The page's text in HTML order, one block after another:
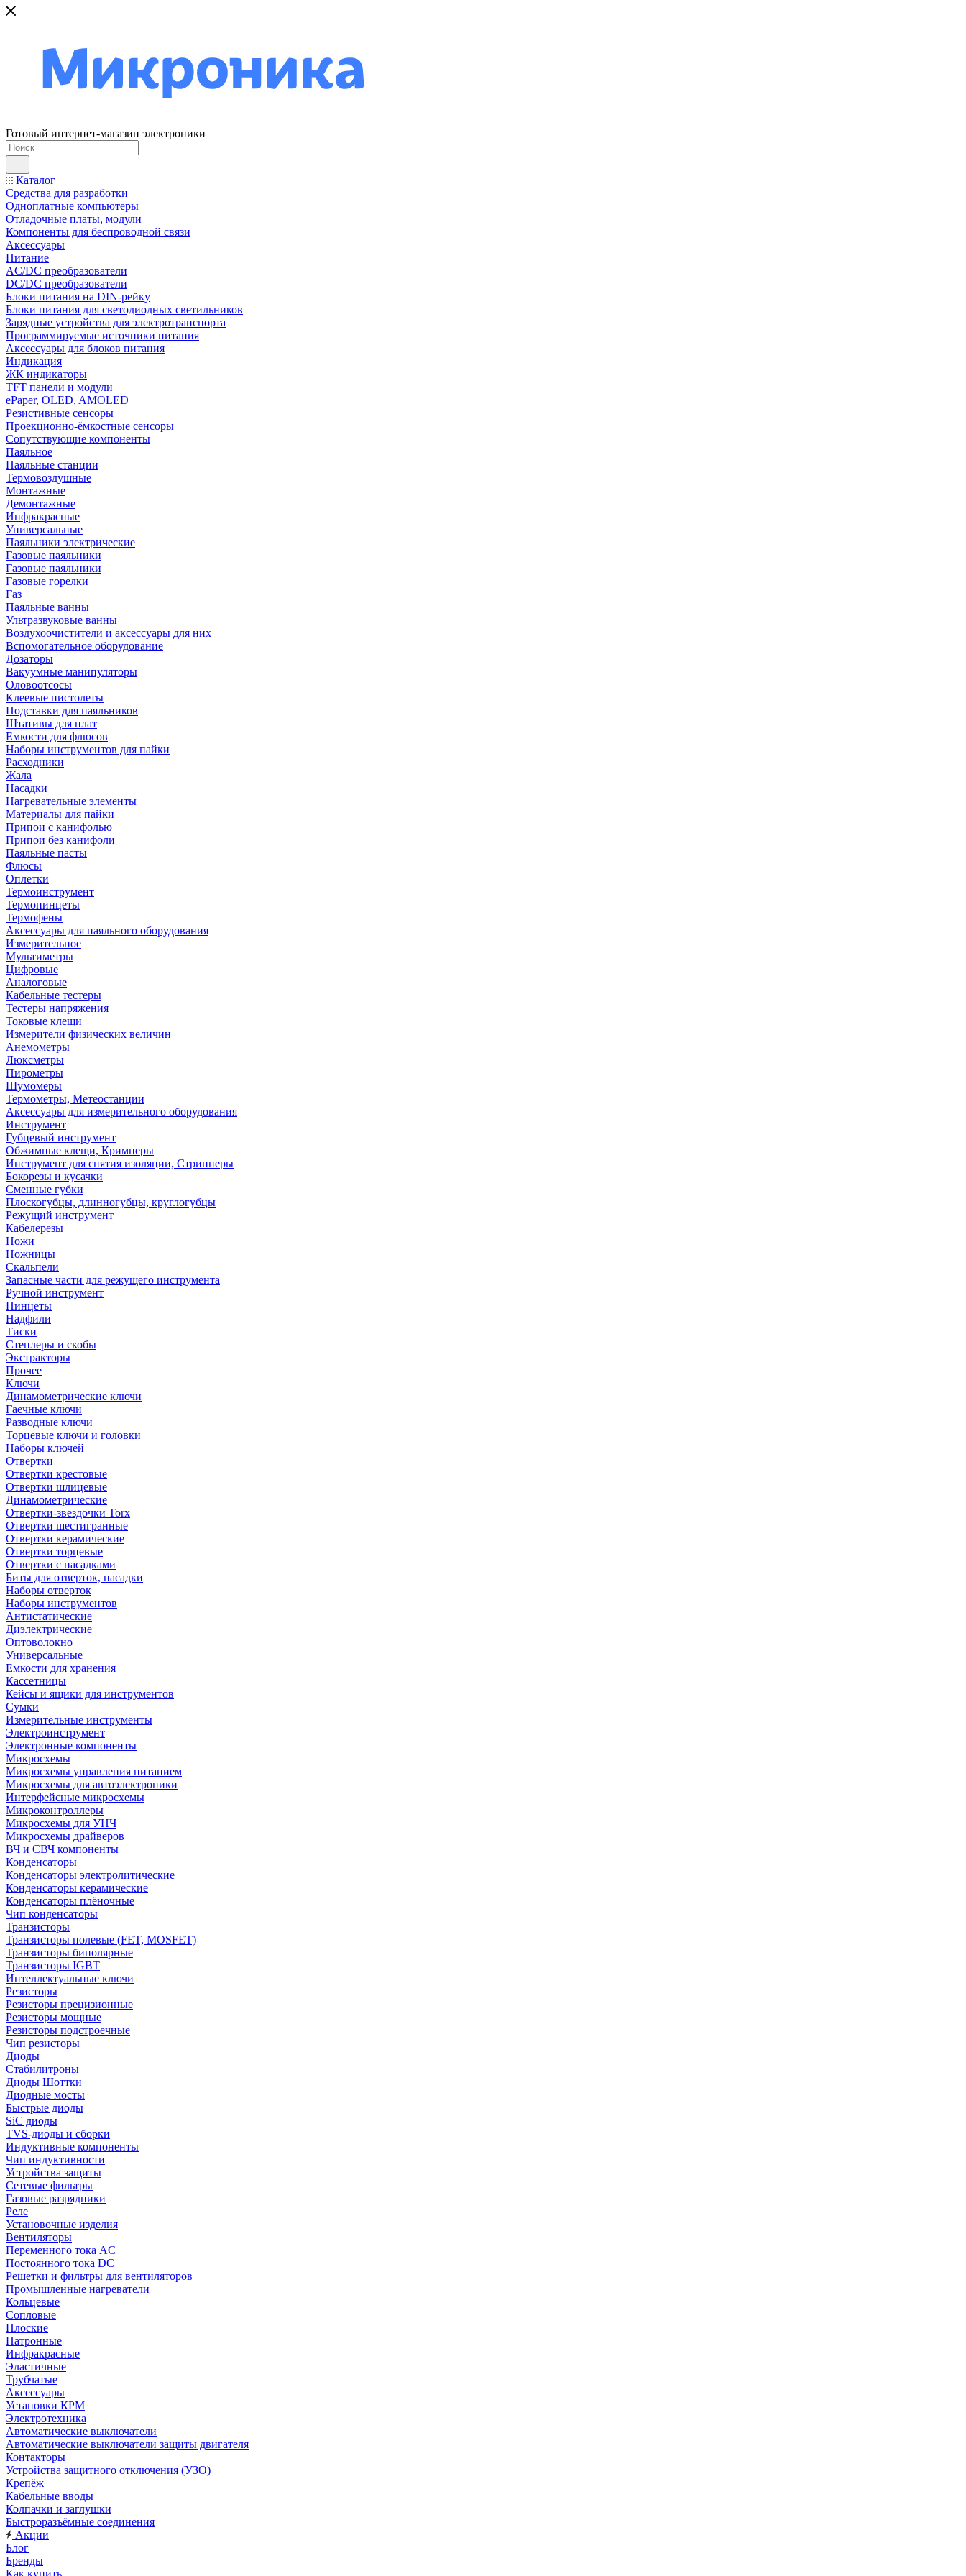
Готовый интернет-магазин электроники
Каталог
Средства для разработки
Одноплатные компьютеры
Отладочные платы, модули
Компоненты для беспроводной связи
Аксессуары
Питание
AC/DC преобразователи
DC/DC преобразователи
Блоки питания на DIN-рейку
Блоки питания для светодиодных светильников
Зарядные устройства для электротранспорта
Программируемые источники питания
Аксессуары для блоков питания
Индикация
ЖК индикаторы
TFT панели и модули
ePaper, OLED, AMOLED
Резистивные сенсоры
Проекционно-ёмкостные сенсоры
Сопутствующие компоненты
Паяльное
Паяльные станции
Термовоздушные
Монтажные
Демонтажные
Инфракрасные
Универсальные
Паяльники электрические
Газовые паяльники
Газовые паяльники
Газовые горелки
Газ
Паяльные ванны
Ультразвуковые ванны
Воздухоочистители и аксессуары для них
Вспомогательное оборудование
Дозаторы
Вакуумные манипуляторы
Оловоотсосы
Клеевые пистолеты
Подставки для паяльников
Штативы для плат
Емкости для флюсов
Наборы инструментов для пайки
Расходники
Жала
Насадки
Нагревательные элементы
Материалы для пайки
Припои с канифолью
Припои без канифоли
Паяльные пасты
Флюсы
Оплетки
Термоинструмент
Термопинцеты
Термофены
Аксессуары для паяльного оборудования
Измерительное
Мультиметры
Цифровые
Аналоговые
Кабельные тестеры
Тестеры напряжения
Токовые клещи
Измерители физических величин
Анемометры
Люксметры
Пирометры
Шумомеры
Термометры, Метеостанции
Аксессуары для измерительного оборудования
Инструмент
Губцевый инструмент
Обжимные клещи, Кримперы
Инструмент для снятия изоляции, Стрипперы
Бокорезы и кусачки
Сменные губки
Плоскогубцы, длинногубцы, круглогубцы
Режущий инструмент
Кабелерезы
Ножи
Ножницы
Скальпели
Запасные части для режущего инструмента
Ручной инструмент
Пинцеты
Надфили
Тиски
Степлеры и скобы
Экстракторы
Прочее
Ключи
Динамометрические ключи
Гаечные ключи
Разводные ключи
Торцевые ключи и головки
Наборы ключей
Отвертки
Отвертки крестовые
Отвертки шлицевые
Динамометрические
Отвертки-звездочки Torx
Отвертки шестигранные
Отвертки керамические
Отвертки торцевые
Отвертки с насадками
Биты для отверток, насадки
Наборы отверток
Наборы инструментов
Антистатические
Диэлектрические
Оптоволокно
Универсальные
Емкости для хранения
Кассетницы
Кейсы и ящики для инструментов
Сумки
Измерительные инструменты
Электроинструмент
Электронные компоненты
Микросхемы
Микросхемы управления питанием
Микросхемы для автоэлектроники
Интерфейсные микросхемы
Микроконтроллеры
Микросхемы для УНЧ
Микросхемы драйверов
ВЧ и СВЧ компоненты
Конденсаторы
Конденсаторы электролитические
Конденсаторы керамические
Конденсаторы плёночные
Чип конденсаторы
Транзисторы
Транзисторы полевые (FET, MOSFET)
Транзисторы биполярные
Транзисторы IGBT
Интеллектуальные ключи
Резисторы
Резисторы прецизионные
Резисторы мощные
Резисторы подстроечные
Чип резисторы
Диоды
Стабилитроны
Диоды Шоттки
Диодные мосты
Быстрые диоды
SiC диоды
TVS-диоды и сборки
Индуктивные компоненты
Чип индуктивности
Устройства защиты
Сетевые фильтры
Газовые разрядники
Реле
Установочные изделия
Вентиляторы
Переменного тока AC
Постоянного тока DC
Решетки и фильтры для вентиляторов
Промышленные нагреватели
Кольцевые
Сопловые
Плоские
Патронные
Инфракрасные
Эластичные
Трубчатые
Аксессуары
Установки КРМ
Электротехника
Автоматические выключатели
Автоматические выключатели защиты двигателя
Контакторы
Устройства защитного отключения (УЗО)
Крепёж
Кабельные вводы
Колпачки и заглушки
Быстроразъёмные соединения
Акции
Блог
Бренды
Как купить